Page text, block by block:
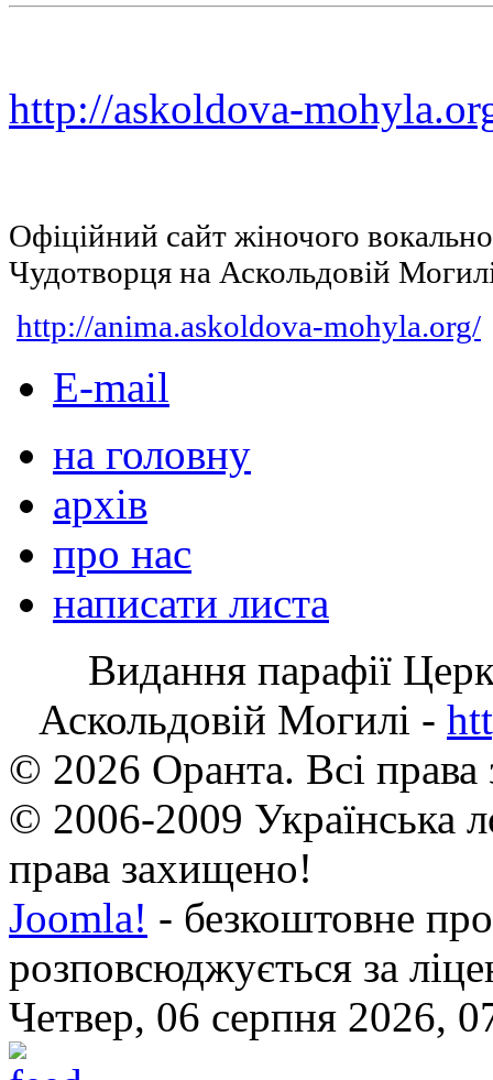
http://askoldova-
Офіційний сайт жіночого
Чудотворця на Аскольдовій
http://anima.askoldova-mohyla.org/
E-mail
на головну
архів
про нас
написати листа
Видання парафії
Аскольдовій Могилі -
© 2026 Оранта. Всі
© 2006-2009 Українська
права захищено!
Joomla! - безкоштовне
розповсюджується за
Четвер, 06 серпня 2026,